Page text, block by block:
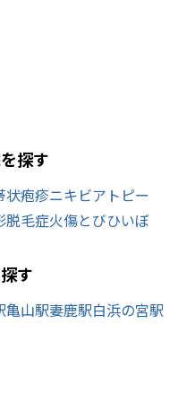
探す
状疱疹ニキビアトピー
脱毛症火傷とびひいぼ
す
亀山駅妻鹿駅白浜の宮駅